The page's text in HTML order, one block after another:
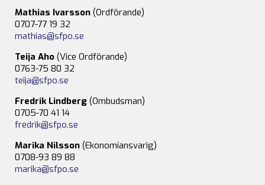
Mathias Ivarsson (Ordförande)
0707-77 19 32
mathias@sfpo.se
Teija Aho (Vice Ordförande)
0763-75 80 32
teija@sfpo.se
Fredrik Lindberg (Ombudsman)
0705-70 41 14
fredrik@sfpo.se
Marika Nilsson (Ekonomiansvarig)
0708-93 89 88
marika@sfpo.se